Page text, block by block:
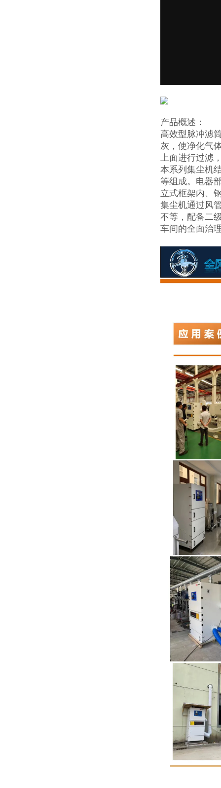
产品概述：
高效型脉冲滤
灰，使净化气
上面进行过滤
本系列集尘机
等组成。电器
立式框架内、
集尘机通过风
不等，配备二
车间的全面治